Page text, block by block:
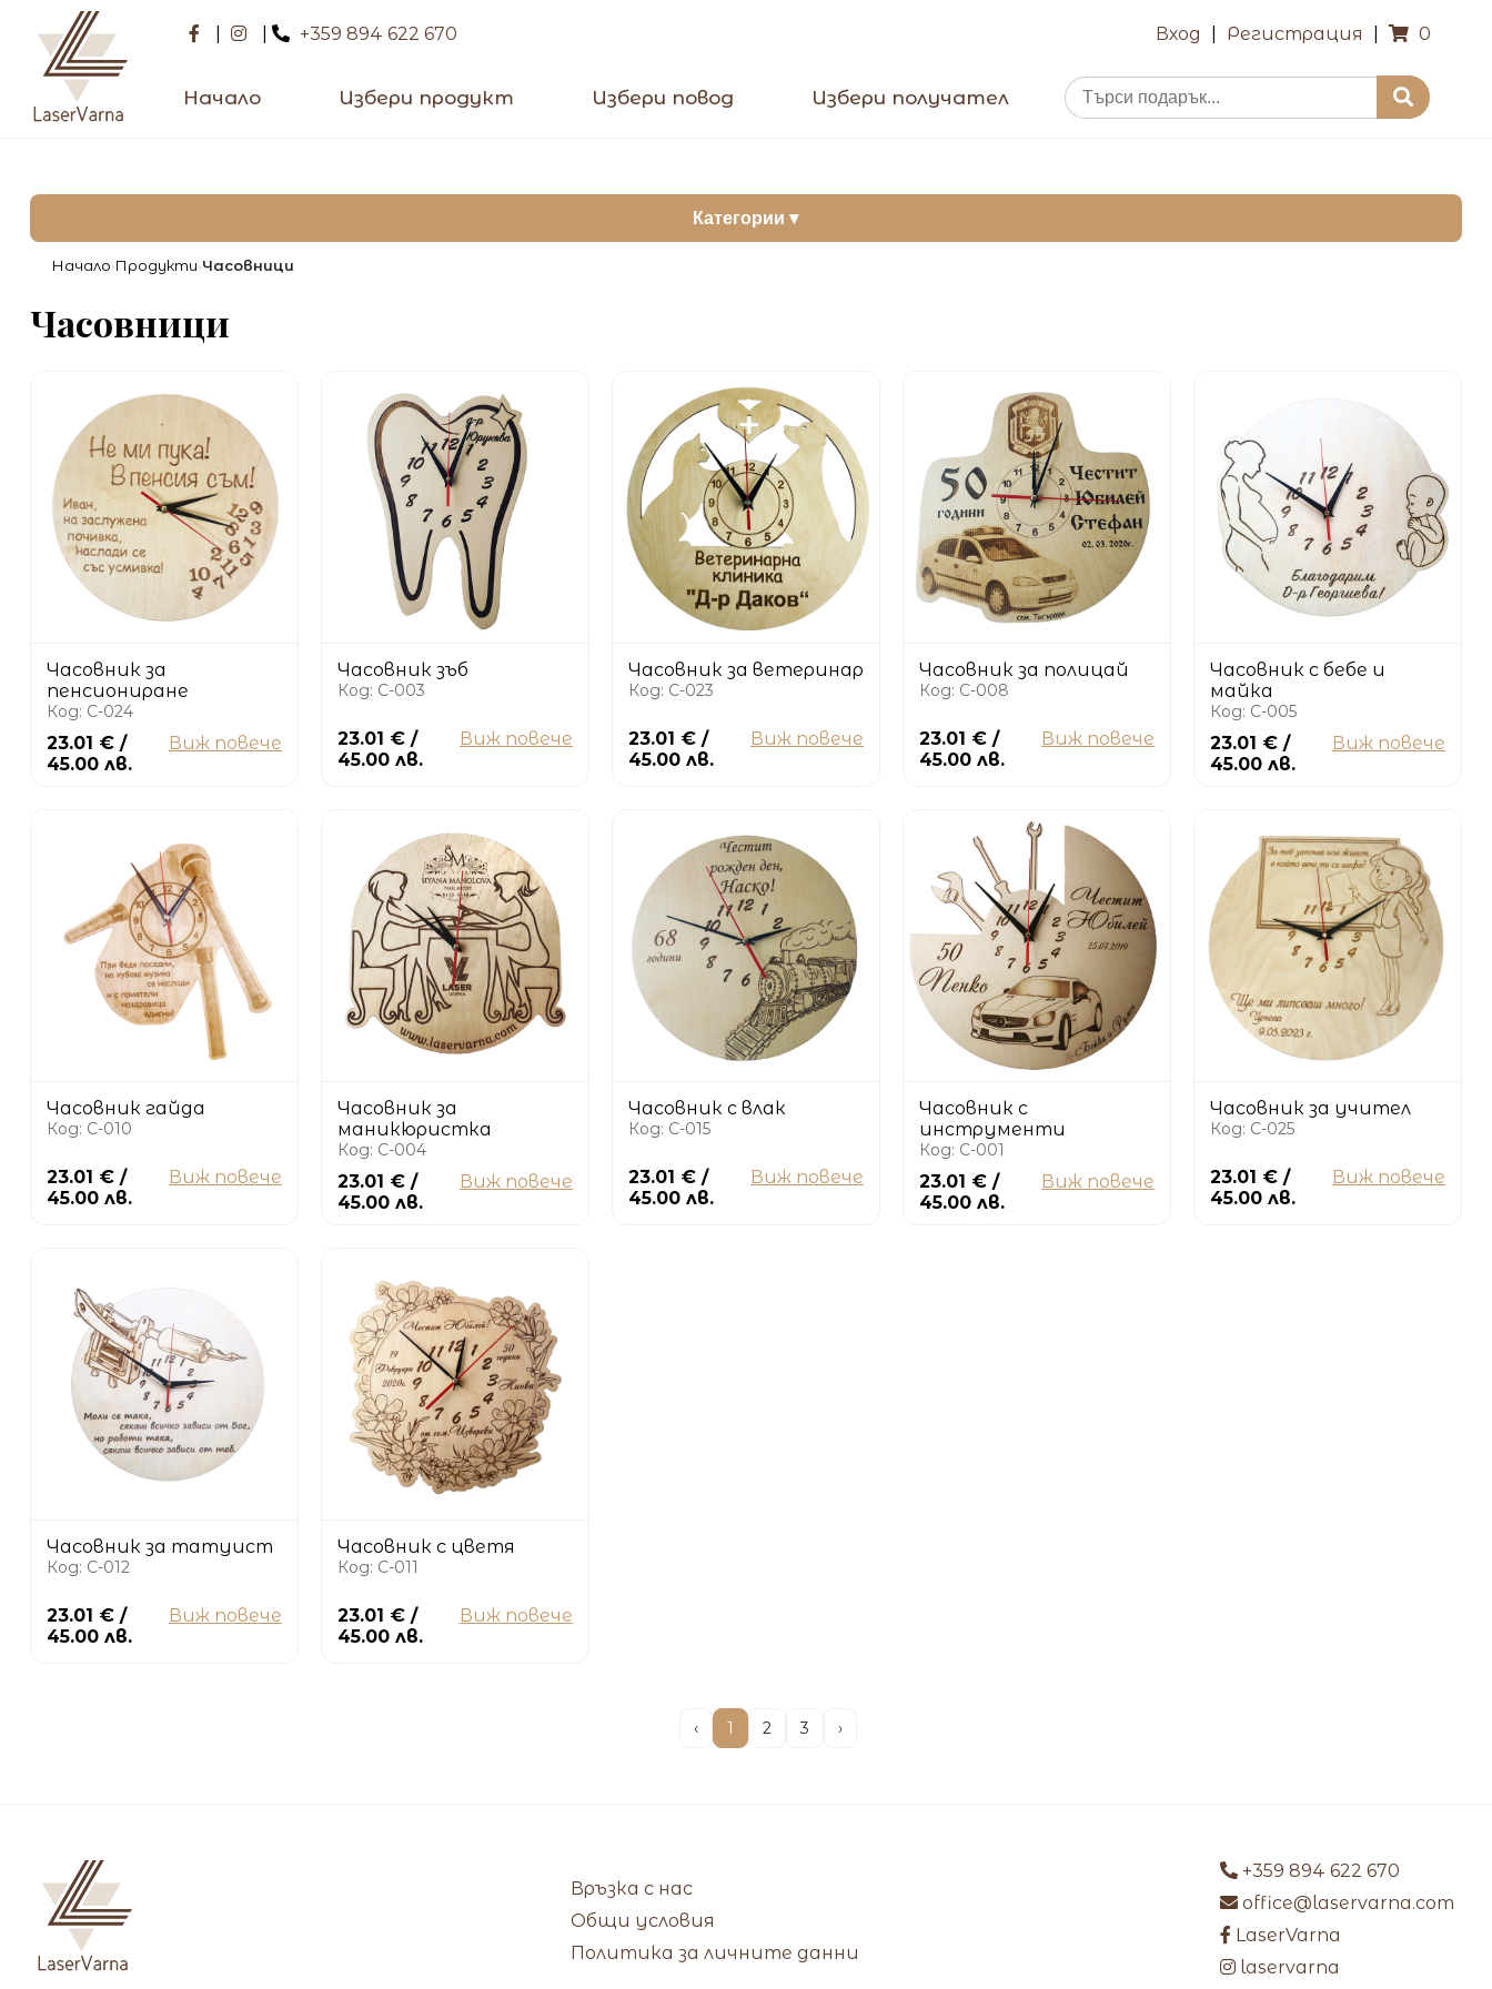
+359 894 622 670 Вход Регистрация 0
Начало Избери продукт Избери повод Избери получател
Категории ▾
Начало›Продукти›Часовници
Часовници
Часовник за
пенсиониране
Код: C-024
23.01 € /
45.00 лв.
Виж повече
Часовник зъб
Код: C-003
23.01 € /
45.00 лв.
Виж повече
Часовник за ветеринар
Код: C-023
23.01 € /
45.00 лв.
Виж повече
Часовник за полицай
Код: C-008
23.01 € /
45.00 лв.
Виж повече
Часовник с бебе и
майка
Код: C-005
23.01 € /
45.00 лв.
Виж повече
Часовник гайда
Код: C-010
23.01 € /
45.00 лв.
Виж повече
Часовник за
маникюристка
Код: C-004
23.01 € /
45.00 лв.
Виж повече
Часовник с влак
Код: C-015
23.01 € /
45.00 лв.
Виж повече
Часовник с
инструменти
Код: C-001
23.01 € /
45.00 лв.
Виж повече
Часовник за учител
Код: C-025
23.01 € /
45.00 лв.
Виж повече
Часовник за татуист
Код: C-012
23.01 € /
45.00 лв.
Виж повече
Часовник с цветя
Код: C-011
23.01 € /
45.00 лв.
Виж повече
‹ 1 2 3 ›
Връзка с нас
Общи условия
Политика за личните данни
+359 894 622 670
office@laservarna.com
LaserVarna
laservarna